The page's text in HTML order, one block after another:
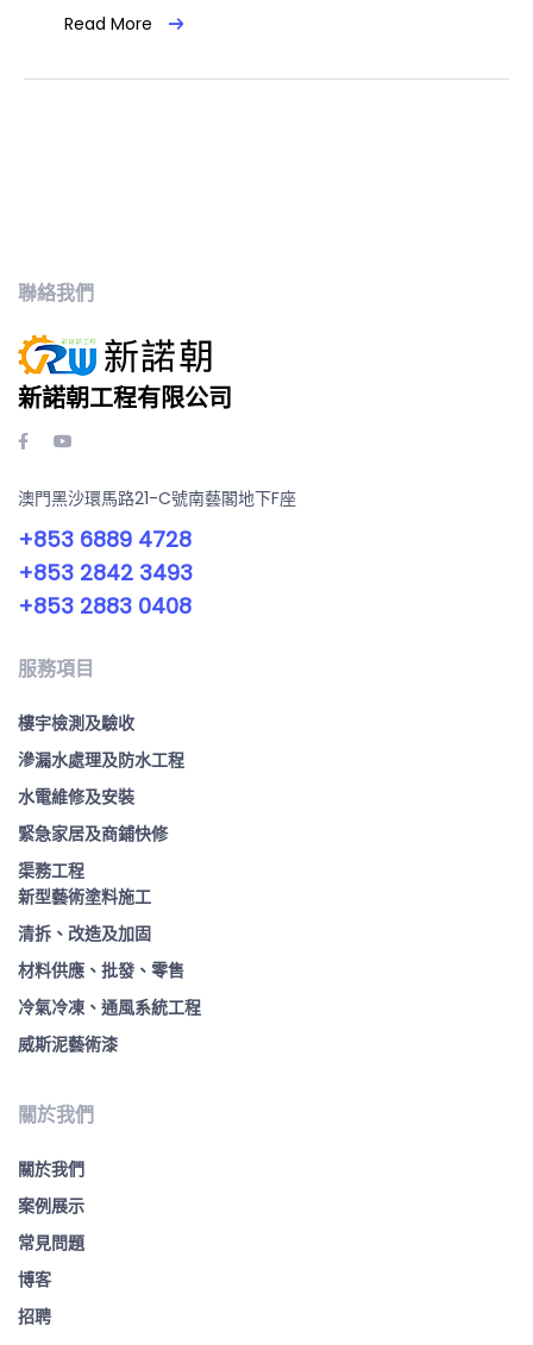
Read More
聯絡我們
新諾朝工程有限公司
澳門黑沙環馬路21-C號南藝閣地下F座
+853 6889 4728
+853 2842 3493
+853 2883 0408
服務項目
樓宇檢測及驗收
滲漏水處理及防水工程
水電維修及安裝
緊急家居及商鋪快修
渠務工程
新型藝術塗料施工
清拆、改造及加固
材料供應、批發、零售
冷氣冷凍、通風系統工程
威斯泥藝術漆
關於我們
關於我們
案例展示
常見問題
博客
招聘